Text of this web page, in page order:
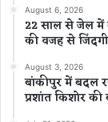
August 6, 2026
22 साल से जेल में
की वजह से जिंदगी
August 3, 2026
बांकीपुर में बदल
प्रशांत किशोर